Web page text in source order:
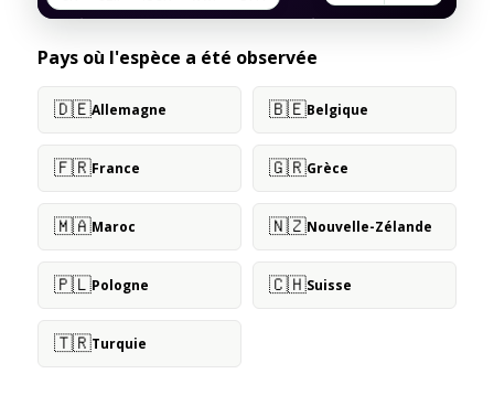
Pays où l'espèce a été observée
🇩🇪Allemagne 🇧🇪Belgique
🇫🇷France 🇬🇷Grèce
🇲🇦Maroc 🇳🇿Nouvelle-Zélande
🇵🇱Pologne 🇨🇭Suisse
🇹🇷Turquie